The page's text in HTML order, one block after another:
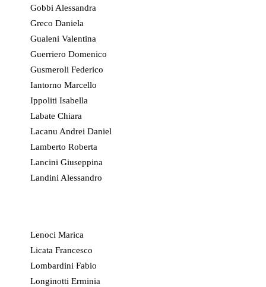
Gobbi Alessandra
Greco Daniela
Gualeni Valentina
Guerriero Domenico
Gusmeroli Federico
Iantorno Marcello
Ippoliti Isabella
Labate Chiara
Lacanu Andrei Daniel
Lamberto Roberta
Lancini Giuseppina
Landini Alessandro
Lenoci Marica
Licata Francesco
Lombardini Fabio
Longinotti Erminia